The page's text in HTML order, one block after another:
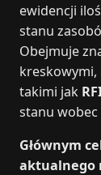
ewidencji
stanu
Obejmuje
takimi jak
stanu
Głównym
aktualnego